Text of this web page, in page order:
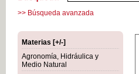
>> Búsqueda avanzada
Materias [+/-]
Agronomía, Hidráulica y
Medio Natural